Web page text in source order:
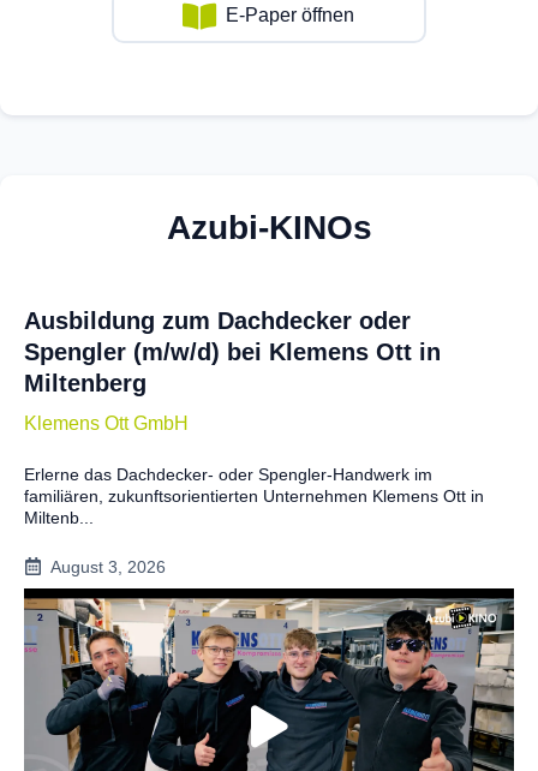
E-Paper öffnen
Azubi-KINOs
Ausbildung zum Dachdecker oder
Spengler (m/w/d) bei Klemens Ott in
Miltenberg
Klemens Ott GmbH
Erlerne das Dachdecker- oder Spengler-Handwerk im
familiären, zukunftsorientierten Unternehmen Klemens Ott in
Miltenb...
August 3, 2026